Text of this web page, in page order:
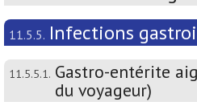
11.5.5. Infections
11.5.5.1. Gastro-entérite
du voyageur)